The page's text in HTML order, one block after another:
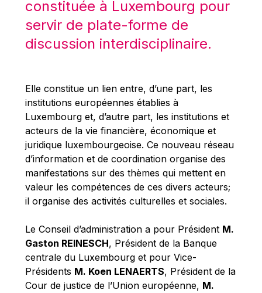
Martin Bailey
Martine Reicherts
Michael Sohlman
Michel Goedert
Mireille Delmas-Marty
Nobuo Tanaka
Otmar Issing
Paolo Mengozzi
Paschal Donohoe
Pat Cox
Patrizia Nanz
Philippe Maystadt
Pierre Gramegna
constituée à Luxembourg pour
servir de plate-forme de
discussion interdisciplinaire.
Elle constitue un lien entre, d’une part, les
institutions européennes établies à
Luxembourg et, d’autre part, les institutions et
acteurs de la vie financière, économique et
juridique luxembourgeoise. Ce nouveau réseau
d’information et de coordination organise des
manifestations sur des thèmes qui mettent en
valeur les compétences de ces divers acteurs;
il organise des activités culturelles et sociales.
Le Conseil d’administration a pour Président M.
Gaston REINESCH, Président de la Banque
centrale du Luxembourg et pour Vice-
Présidents M. Koen LENAERTS, Président de la
Cour de justice de l’Union européenne, M.